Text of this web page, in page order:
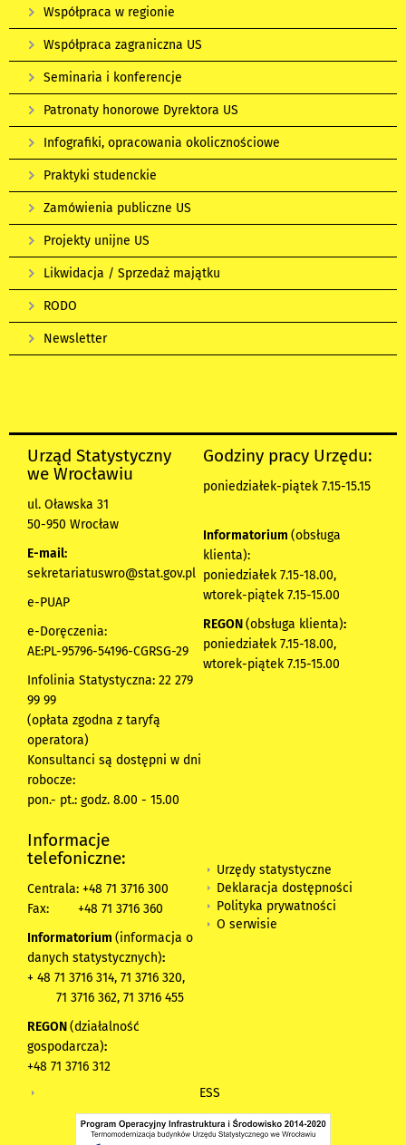
Współpraca w regionie
Współpraca zagraniczna US
Seminaria i konferencje
Patronaty honorowe Dyrektora US
Infografiki, opracowania okolicznościowe
Praktyki studenckie
Zamówienia publiczne US
Projekty unijne US
Likwidacja / Sprzedaż majątku
RODO
Newsletter
Urząd Statystyczny
we Wrocławiu
ul. Oławska 31
50-950 Wrocław
E-mail:
sekretariatuswro@stat.gov.pl
e-PUAP
e-Doręczenia:
AE:PL-95796-54196-CGRSG-29
Infolinia Statystyczna: 22 279
99 99
(opłata zgodna z taryfą
operatora)
Konsultanci są dostępni w dni
robocze:
pon.- pt.: godz. 8.00 - 15.00
Godziny pracy Urzędu:
poniedziałek-piątek 7.15-15.15
Informatorium (obsługa
klienta):
poniedziałek 7.15-18.00,
wtorek-piątek 7.15-15.00
REGON(obsługa klienta):
poniedziałek 7.15-18.00,
wtorek-piątek 7.15-15.00
Informacje
telefoniczne:
Centrala: +48 71 3716 300
Fax:
+48 71 3716 360
Informatorium (informacja o
danych statystycznych):
+ 48 71 3716 314, 71 3716 320,
71 3716 362, 71 3716 455
REGON(działalność
gospodarcza):
+48 71 3716 312
Urzędy statystyczne
Deklaracja dostępności
Polityka prywatności
O serwisie
ESS